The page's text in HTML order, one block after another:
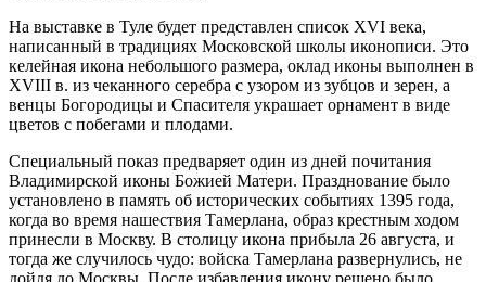
На выставке в Туле будет представлен список XVI века,
написанный в традициях Московской школы иконописи. Это
келейная икона небольшого размера, оклад иконы выполнен в
XVIII в. из чеканного серебра с узором из зубцов и зерен, а
венцы Богородицы и Спасителя украшает орнамент в виде
цветов с побегами и плодами.
Специальный показ предваряет один из дней почитания
Владимирской иконы Божией Матери. Празднование было
установлено в память об исторических событиях 1395 года,
когда во время нашествия Тамерлана, образ крестным ходом
принесли в Москву. В столицу икона прибыла 26 августа, и
тогда же случилось чудо: войска Тамерлана развернулись, не
дойдя до Москвы. После избавления икону решено было